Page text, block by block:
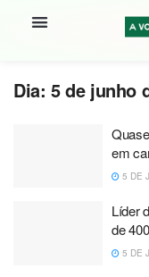
Dia: 5 de junho
em
5 DE
Líder
de
5 DE